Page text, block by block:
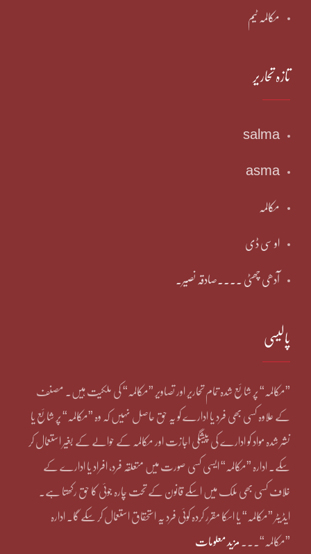
مکالمہ ٹیم
تازہ تحاریر
salma
asma
مکالمہ
او سی ڈی
آدھی چھٹی ۔۔۔۔صادقہ نصیر۔
پالیسی
”مکالمہ“ پر شائع شدہ تمام تحاریر اور تصاویر ”مکالمہ“ کی ملکیت ہیں۔ مصنف
کے علاوہ کسی بھی فرد یا ادارے کو یہ حق حاصل نہیں کہ وہ ”مکالمہ“ پر شائع یا
نشر شدہ مواد کو ادارے کی پیشگی اجازت اور مکالمہ کے حوالے کے بغیر استعمال کر
سکے۔ ادارہ ”مکالمہ“ ایسی کسی صورت میں متعلقہ فرد، افراد یا ادارے کے
خلاف کسی بھی ملک میں اسکے قانون کے تحت چارہ جوئی کا حق رکھتا ہے۔
ایڈیٹر ”مکالمہ“ یا اسکا مقرر کردہ کوئی فرد یہ استحقاق استعمال کر سکے گا۔ ادارہ
”مکالمہ“۔۔۔ مزید معلومات